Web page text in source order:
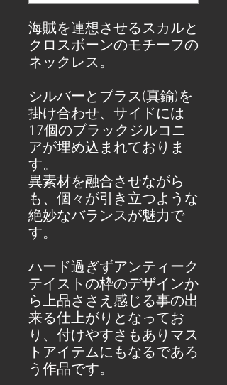
海賊を連想させるスカルと
クロスボーンのモチーフの
ネックレス。
シルバーとブラス(真鍮)を
掛け合わせ、サイドには
17個のブラックジルコニ
アが埋め込まれておりま
す。
異素材を融合させながら
も、個々が引き立つような
絶妙なバランスが魅力で
す。
ハード過ぎずアンティーク
テイストの枠のデザインか
ら上品ささえ感じる事の出
来る仕上がりとなってお
り、付けやすさもありマス
トアイテムにもなるであろ
う作品です。